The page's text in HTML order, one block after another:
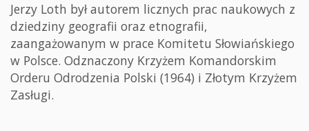
Jerzy Loth był autorem licznych prac naukowych z
dziedziny geografii oraz etnografii,
zaangażowanym w prace Komitetu Słowiańskiego
w Polsce. Odznaczony Krzyżem Komandorskim
Orderu Odrodzenia Polski (1964) i Złotym Krzyżem
Zasługi.